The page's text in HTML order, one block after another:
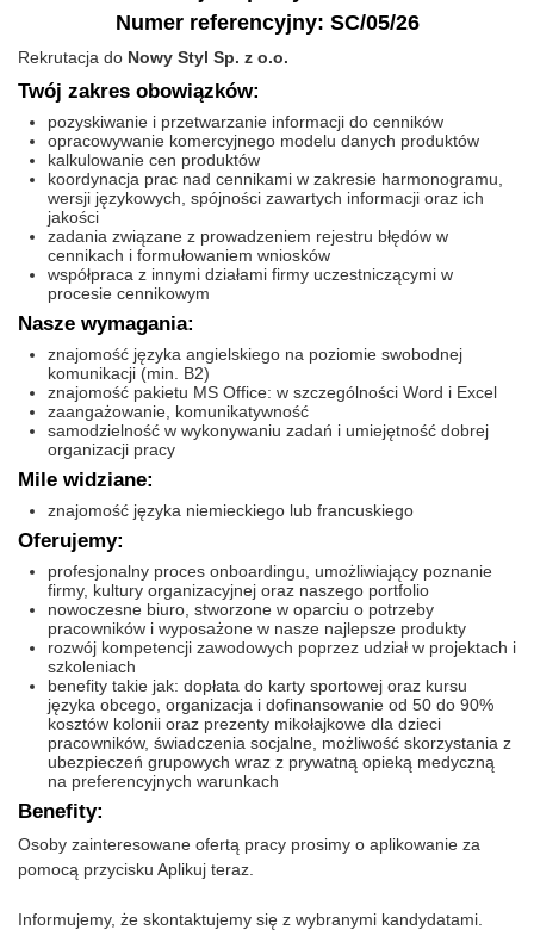
Numer referencyjny: SC/05/26
Rekrutacja do Nowy Styl Sp. z o.o.
Twój zakres obowiązków:
pozyskiwanie i przetwarzanie informacji do cenników
opracowywanie komercyjnego modelu danych produktów
kalkulowanie cen produktów
koordynacja prac nad cennikami w zakresie harmonogramu,
wersji językowych, spójności zawartych informacji oraz ich
jakości
zadania związane z prowadzeniem rejestru błędów w
cennikach i formułowaniem wniosków
współpraca z innymi działami firmy uczestniczącymi w
procesie cennikowym
Nasze wymagania:
znajomość języka angielskiego na poziomie swobodnej
komunikacji (min. B2)
znajomość pakietu MS Office: w szczególności Word i Excel
zaangażowanie, komunikatywność
samodzielność w wykonywaniu zadań i umiejętność dobrej
organizacji pracy
Mile widziane:
znajomość języka niemieckiego lub francuskiego
Oferujemy:
profesjonalny proces onboardingu, umożliwiający poznanie
firmy, kultury organizacyjnej oraz naszego portfolio
nowoczesne biuro, stworzone w oparciu o potrzeby
pracowników i wyposażone w nasze najlepsze produkty
rozwój kompetencji zawodowych poprzez udział w projektach i
szkoleniach
benefity takie jak: dopłata do karty sportowej oraz kursu
języka obcego, organizacja i dofinansowanie od 50 do 90%
kosztów kolonii oraz prezenty mikołajkowe dla dzieci
pracowników, świadczenia socjalne, możliwość skorzystania z
ubezpieczeń grupowych wraz z prywatną opieką medyczną
na preferencyjnych warunkach
Benefity:
Osoby zainteresowane ofertą pracy prosimy o aplikowanie za
pomocą przycisku Aplikuj teraz.
Informujemy, że skontaktujemy się z wybranymi kandydatami.